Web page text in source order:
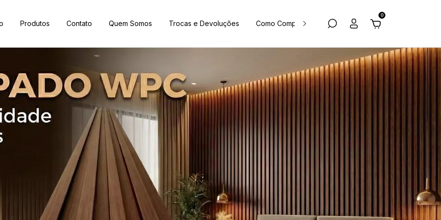
Produtos Contato Quem Somos Trocas e Devoluções Como Comprar Política de Privacidade
0